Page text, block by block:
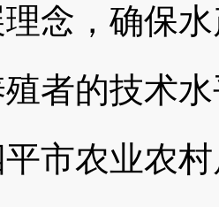
念，确保
者的技术
市农业农